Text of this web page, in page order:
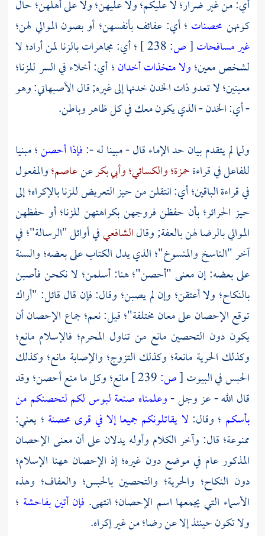
أي: من غير ضرار؛ لا عليكم؛ ولا عليهن؛ ولا على أهلهن؛ حال
كونهن محصنات ؛ أي: عفائف بأنفسهن؛ أو بصون الموالي لهن؛
غير مسافحات[ص:
؛ أي: مجاهرات بالزنا لمن أراد؛ لا
لشخص معين؛ولا متخذات أخدان؛ أي: أخلاء في السر للزنا؛
معينين؛ لا تعدو ذات الخدن خدنها إلى غيره; قالالأصبهاني:وهو
- أي: الخدن - الذي يكون معك في كل ظاهر وباطن.
ولما لم يتقدم بيان حد الإماء قال - مبينا له -:فإذا أحصن؛ مبنيا
للفاعل في قراءةحمزة؛والكسائي؛وأبي بكرعنعاصم؛والمفعول
في قراءة الباقين؛ أي: انتقلن من حيز التعريض للزنا بالإكراه؛ إلى
حيز الحرائر؛ بأن حفظن فروجهن بكراهتهن للزنا؛ أو حفظهن
الموالي بالرضا لهن بالعفة; وقالالشافعيفي أوائل "الرسالة"؛ في
آخر "الناسخ والمنسوخ"؛ الذي يدل الكتاب على بعضه؛ والسنة
على بعضه: إن معنى "أحصن"؛ هنا: أسلمن؛ لا نكحن فأصبن
بالنكاح؛ ولا أعتقن؛ وإن لم يصبن؛ وقال: فإن قال قائل: "أراك
توقع الإحصان على معان مختلفة"؛ قيل: نعم؛ جماع الإحصان أن
يكون دون التحصين مانع من تناول المحرم؛ فالإسلام مانع؛
وكذلك الحرية مانعة؛ وكذلك التزوج؛ والإصابة مانع؛ وكذلك
الحبس في البيوت[ص:
مانع؛ وكل ما منع أحصن؛ وقد
قال الله - عز وجل -وعلمناه صنعة لبوس لكم لتحصنكم من
بأسكم ؛ وقال: لا يقاتلونكم جميعا إلا في قرى محصنة ؛ يعني:
ممنوعة؛ قال: وآخر الكلام وأوله يدلان على أن معنى الإحصان
المذكور عام في موضع دون غيره؛ إذ الإحصان ههنا الإسلام؛
دون النكاح؛ والحرية؛ والتحصين بالحبس؛ والعفاف؛ وهذه
الأسماء التي يجمعها اسم الإحصان؛ انتهى. فإن أتين بفاحشة ؛
ولا تكون حينئذ إلا عن رضا؛ من غير إكراه.